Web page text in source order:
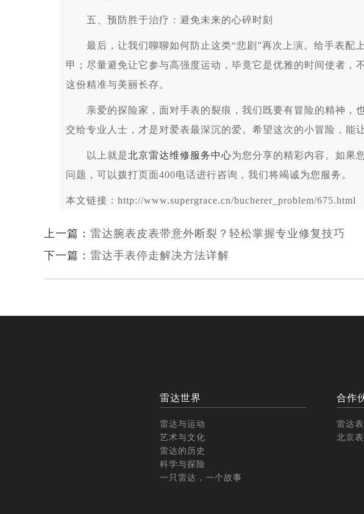
五、预防胜于治疗：避免未来的心碎时刻
最后，让我们聊聊如何防止这类“悲剧”再次上演。给手表配
甲；尽量避免让它参与高强度运动，毕竟它是优雅的时间使者，
这份精准与美丽长存。
亲爱的探险家，面对手表的裂痕，我们既要有冒险的精神，
交给专业人士，才是对爱表最深沉的爱。希望这次的小冒险，能
以上就是北京雷达维修服务中心为您分享的精彩内容。如果
问题，可以拨打页面400电话进行咨询，我们将竭诚为您服务。
本文链接：http://www.supergrace.cn/bucherer_problem/675.html
上一篇： 雷达腕表皮表带意外断裂？轻松掌握专业修复技巧
下一篇： 雷达手表停走解决方法详解
雷达世界
雷达与运动
艺术与文化
雷达的历史
科学与探险
一只雷达，一个故事
合作
雷达表
北京表